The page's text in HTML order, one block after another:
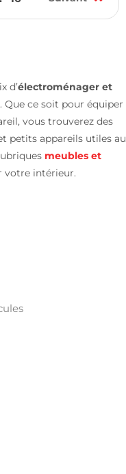
d’électroménager et
Que ce soit pour équiper
vous trouverez des
petits appareils utiles au
meubles et
votre intérieur.